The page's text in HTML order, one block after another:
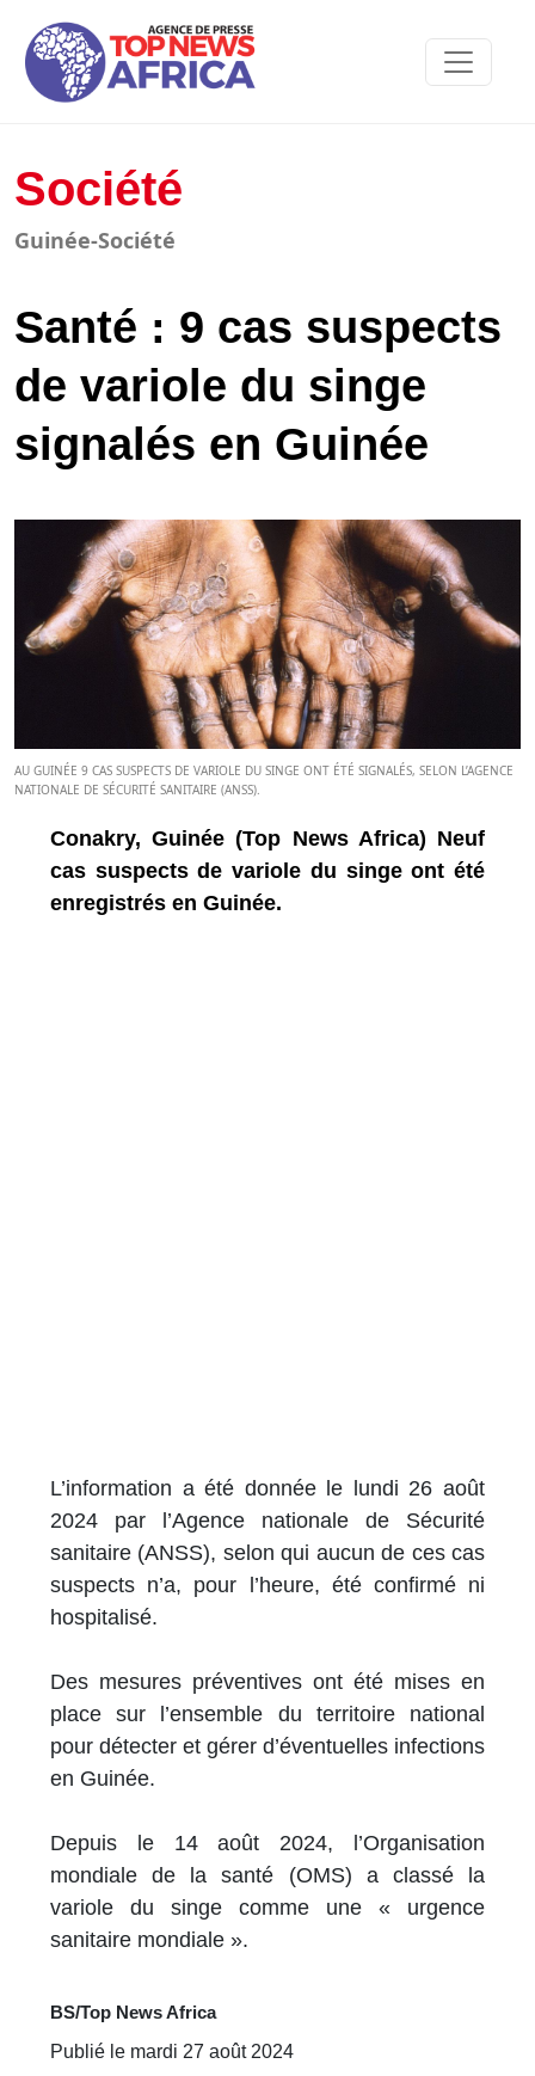
Société
Guinée-Société
Santé : 9 cas suspects
de variole du singe
signalés en Guinée
AU GUINÉE 9 CAS SUSPECTS DE VARIOLE DU SINGE ONT ÉTÉ SIGNALÉS, SELON L’AGENCE
NATIONALE DE SÉCURITÉ SANITAIRE (ANSS).
Conakry, Guinée (Top News Africa) Neuf
cas suspects de variole du singe ont été
enregistrés en Guinée.
L’information a été donnée le lundi 26 août
2024 par l’Agence nationale de Sécurité
sanitaire (ANSS), selon qui aucun de ces cas
suspects n’a, pour l’heure, été confirmé ni
hospitalisé.
Des mesures préventives ont été mises en
place sur l’ensemble du territoire national
pour détecter et gérer d’éventuelles infections
en Guinée.
Depuis le 14 août 2024, l’Organisation
mondiale de la santé (OMS) a classé la
variole du singe comme une « urgence
sanitaire mondiale ».
BS/Top News Africa
Publié le mardi 27 août 2024